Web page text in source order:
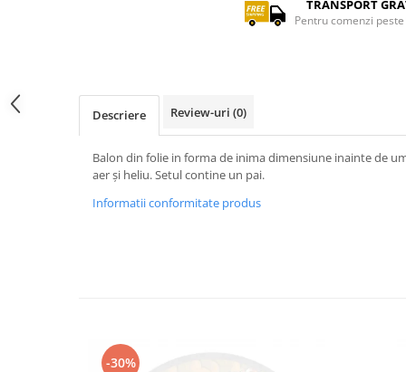
TRANSPORT
Pentru comenzi peste
Descriere Review-uri (0)
Balon din folie in forma de inima dimensiune inainte de
aer și heliu. Setul contine un pai.
Informatii conformitate produs
-30%